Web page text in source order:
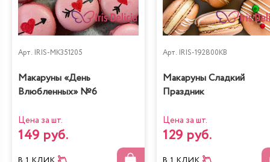
Арт. IRIS-MK351205
Макаруны «День
Влюбленных» №6
Цена за шт.
149 руб.
Арт. IRIS-192800KB
Макаруны Сладкий
Праздник
Цена за шт.
129 руб.